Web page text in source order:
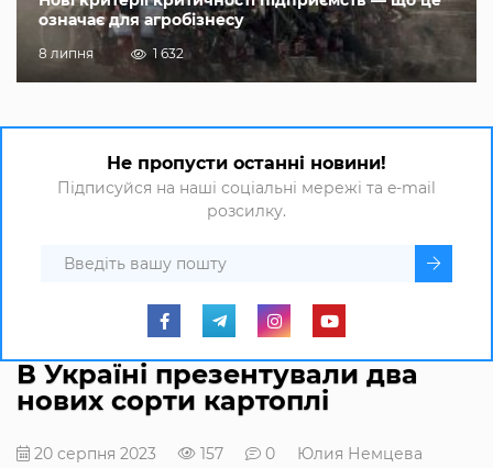
означає для агробізнесу
8 липня 1 632
Не пропусти останні новини!
Підписуйся на наші соціальні мережі та e-mail
розсилку.
В Україні презентували два
нових сорти картоплі
20 серпня 2023 157 0 Юлия Немцева